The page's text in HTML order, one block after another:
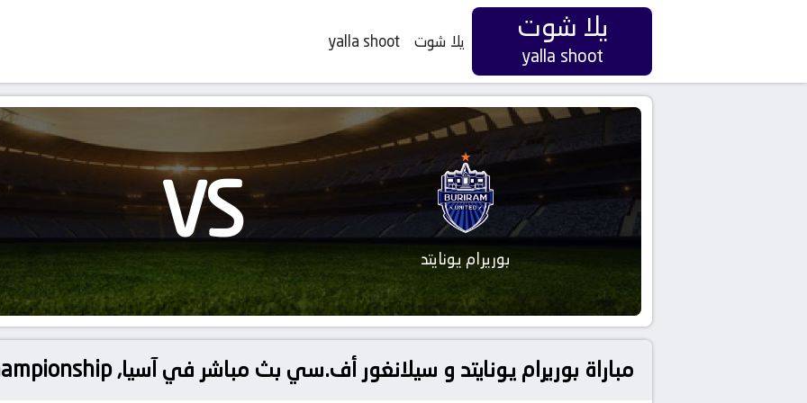
يلا شوت
yalla shoot
يلا شوت yalla shoot
بوريرام يونايتد VS
مباراة بوريرام يونايتد و سيلانغور أف.سي بث مباشر في آسيا, ASEAN Club Championship – النهائي